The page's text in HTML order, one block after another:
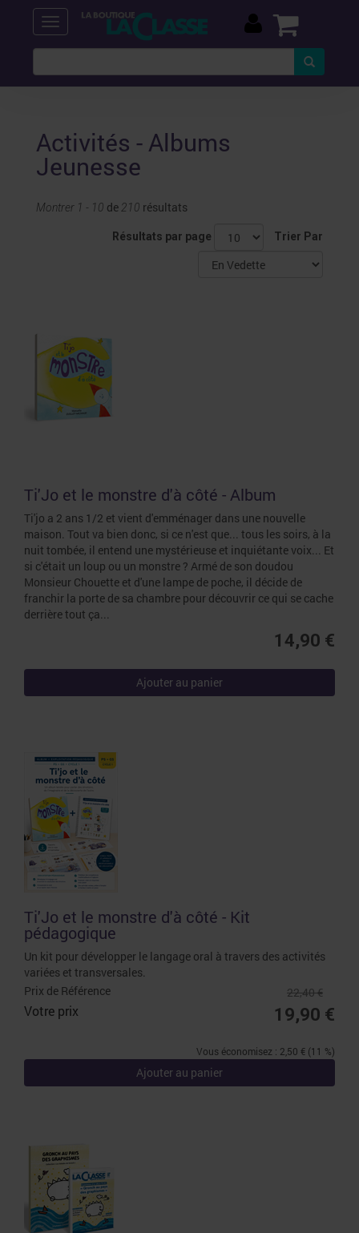
Activités - Albums
Jeunesse
Montrer 1 - 10 de 210 résultats
Résultats par page Trier Par
Ti'Jo et le monstre d'à côté - Album
Ti'jo a 2 ans 1/2 et vient d'emménager dans une nouvelle
maison. Tout va bien donc, si ce n'est que... tous les soirs, à la
nuit tombée, il entend une mystérieuse et inquiétante voix... Et
si c'était un loup ou un monstre ? Armé de son doudou
Monsieur Chouette et d'une lampe de poche, il décide de
franchir la porte de sa chambre pour découvrir ce qui se cache
derrière tout ça...
14,90 €
Ajouter au panier
Ti'Jo et le monstre d'à côté - Kit
pédagogique
Un kit pour développer le langage oral à travers des activités
variées et transversales.
Prix de Référence
22,40 €
Votre prix 19,90 €
Vous économisez : 2,50 € (11 %)
Ajouter au panier